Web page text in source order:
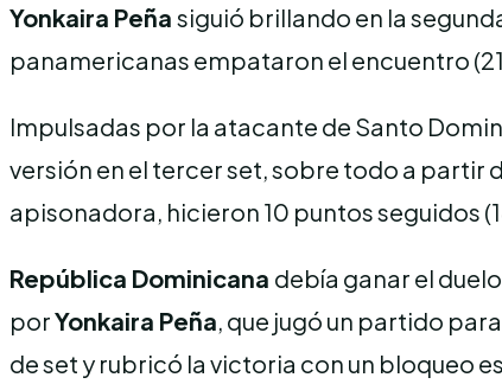
Yonkaira Peña siguió brillando en la
panamericanas empataron el encuentro
Impulsadas por la atacante de Santo
versión en el tercer set, sobre todo a partir
apisonadora, hicieron 10 puntos seguidos
República Dominicana debía ganar el
porYonkaira Peña, que jugó un partido
de set y rubricó la victoria con un bloqueo